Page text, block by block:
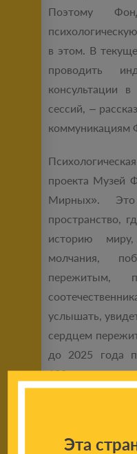
Поэтому
в этом. В
проводить
консультации
сессий, –
коммуникациям
проекта Музей
Мирных». Это
пространство,
историю
молчания,
пережитым,
услышать,
сердцем
до 2025 года
100 тысяч
Донбасса, а в
Эта